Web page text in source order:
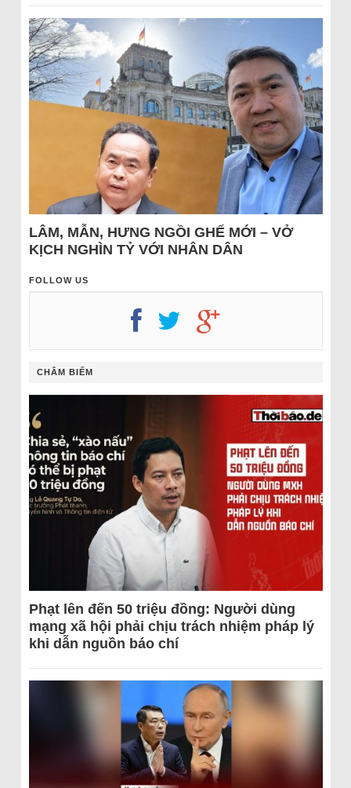
LÂM, MẪN, HƯNG NGỒI GHẾ MỚI – VỞ
KỊCH NGHÌN TỶ VỚI NHÂN DÂN
FOLLOW US
CHÂM BIẾM
Phạt lên đến 50 triệu đồng: Người dùng
mạng xã hội phải chịu trách nhiệm pháp lý
khi dẫn nguồn báo chí